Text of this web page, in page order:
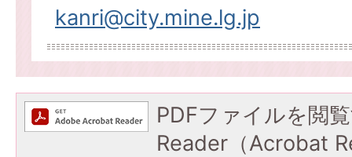
kanri@city.mine.lg.jp
PDFファイルを閲
Reader（Acrobat